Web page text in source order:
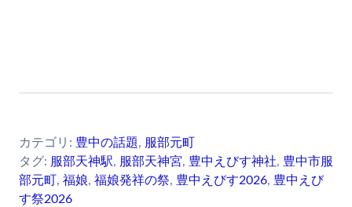
カテゴリ: 豊中の話題, 服部元町
タグ: 服部天神駅, 服部天神宮, 豊中えびす神社, 豊中市服
部元町 , 福娘, 福娘発祥の祭, 豊中えびす2026, 豊中えび
す祭2026